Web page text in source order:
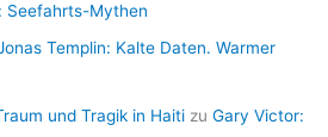
Seefahrts-Mythen
Templin: Kalte Daten. Warmer
und Tragik in Haiti zu Gary Victor: